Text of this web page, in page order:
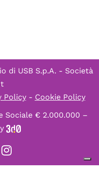
di USB S.p.A. - Società
Policy- Cookie Policy
Sociale € 2.000.000 –